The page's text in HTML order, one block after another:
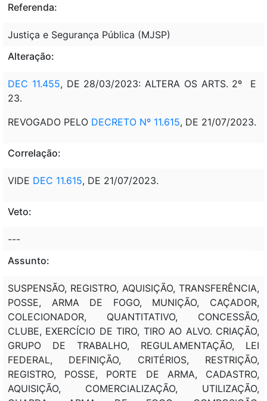
Referenda:
Justiça e Segurança Pública (MJSP)
Alteração:
DEC 11.455, DE 28/03/2023: ALTERA OS ARTS. 2º E
23.
REVOGADO PELO DECRETO Nº 11.615, DE 21/07/2023.
Correlação:
VIDE DEC 11.615, DE 21/07/2023.
Veto:
---
Assunto:
SUSPENSÃO, REGISTRO, AQUISIÇÃO, TRANSFERÊNCIA,
POSSE, ARMA DE FOGO, MUNIÇÃO, CAÇADOR,
COLECIONADOR, QUANTITATIVO, CONCESSÃO,
CLUBE, EXERCÍCIO DE TIRO, TIRO AO ALVO. CRIAÇÃO,
GRUPO DE TRABALHO, REGULAMENTAÇÃO, LEI
FEDERAL, DEFINIÇÃO, CRITÉRIOS, RESTRIÇÃO,
REGISTRO, POSSE, PORTE DE ARMA, CADASTRO,
AQUISIÇÃO, COMERCIALIZAÇÃO, UTILIZAÇÃO,